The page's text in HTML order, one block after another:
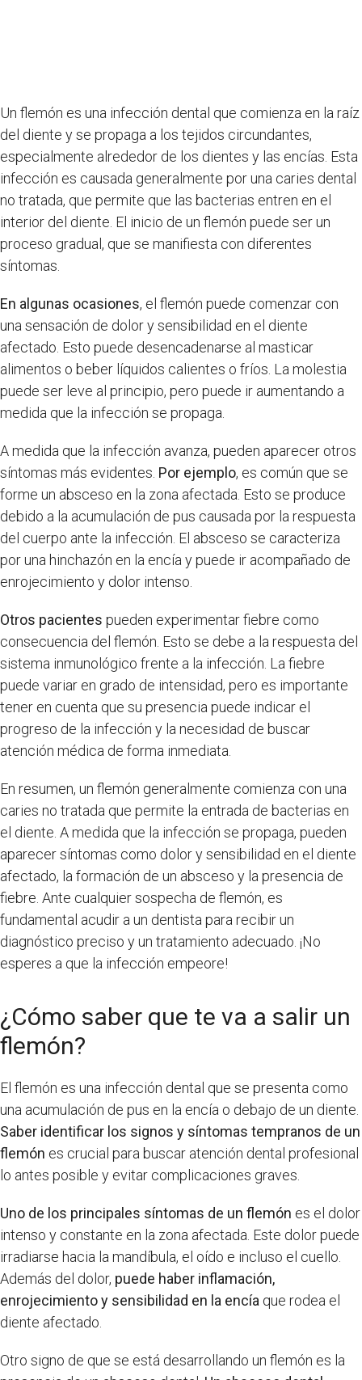
Un flemón es una infección dental que comienza en la raíz
del diente y se propaga a los tejidos circundantes,
especialmente alrededor de los dientes y las encías. Esta
infección es causada generalmente por una caries dental
no tratada, que permite que las bacterias entren en el
interior del diente. El inicio de un flemón puede ser un
proceso gradual, que se manifiesta con diferentes
síntomas.
En algunas ocasiones, el flemón puede comenzar con
una sensación de dolor y sensibilidad en el diente
afectado. Esto puede desencadenarse al masticar
alimentos o beber líquidos calientes o fríos. La molestia
puede ser leve al principio, pero puede ir aumentando a
medida que la infección se propaga.
A medida que la infección avanza, pueden aparecer otros
síntomas más evidentes. Por ejemplo, es común que se
forme un absceso en la zona afectada. Esto se produce
debido a la acumulación de pus causada por la respuesta
del cuerpo ante la infección. El absceso se caracteriza
por una hinchazón en la encía y puede ir acompañado de
enrojecimiento y dolor intenso.
Otros pacientes pueden experimentar fiebre como
consecuencia del flemón. Esto se debe a la respuesta del
sistema inmunológico frente a la infección. La fiebre
puede variar en grado de intensidad, pero es importante
tener en cuenta que su presencia puede indicar el
progreso de la infección y la necesidad de buscar
atención médica de forma inmediata.
En resumen, un flemón generalmente comienza con una
caries no tratada que permite la entrada de bacterias en
el diente. A medida que la infección se propaga, pueden
aparecer síntomas como dolor y sensibilidad en el diente
afectado, la formación de un absceso y la presencia de
fiebre. Ante cualquier sospecha de flemón, es
fundamental acudir a un dentista para recibir un
diagnóstico preciso y un tratamiento adecuado. ¡No
esperes a que la infección empeore!
¿Cómo saber que te va a salir un
flemón?
El flemón es una infección dental que se presenta como
una acumulación de pus en la encía o debajo de un diente.
Saber identificar los signos y síntomas tempranos de un
flemón es crucial para buscar atención dental profesional
lo antes posible y evitar complicaciones graves.
Uno de los principales síntomas de un flemón es el dolor
intenso y constante en la zona afectada. Este dolor puede
irradiarse hacia la mandíbula, el oído e incluso el cuello.
Además del dolor, puede haber inflamación,
enrojecimiento y sensibilidad en la encía que rodea el
diente afectado.
Otro signo de que se está desarrollando un flemón es la